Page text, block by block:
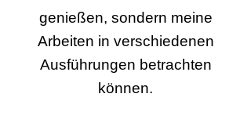
genießen, sondern meine
Arbeiten in verschiedenen
Ausführungen betrachten
können.